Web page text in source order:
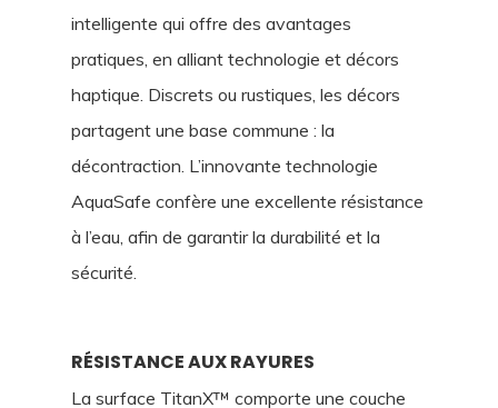
intelligente qui offre des avantages
pratiques, en alliant technologie et décors
haptique. Discrets ou rustiques, les décors
partagent une base commune : la
décontraction. L’innovante technologie
AquaSafe confère une excellente résistance
à l’eau, afin de garantir la durabilité et la
sécurité.
RÉSISTANCE AUX RAYURES
La surface TitanX™ comporte une couche